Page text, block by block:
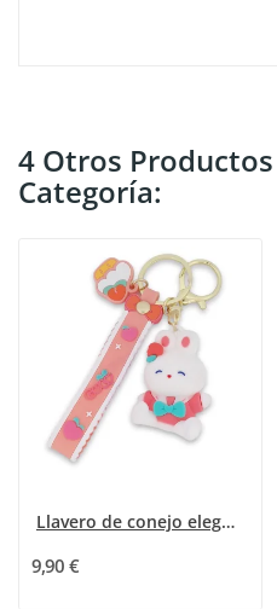
4 Otros
Categoría:
Llavero de conejo elegante y divertido
9,90 €